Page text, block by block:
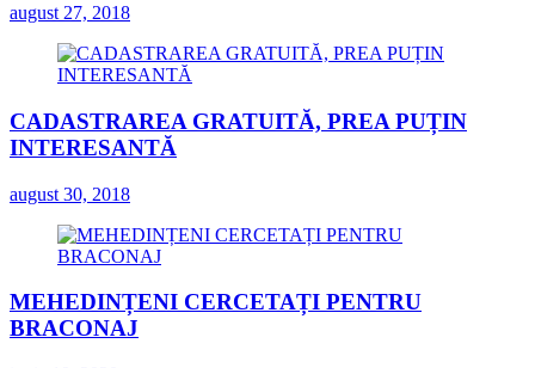
august 27, 2018
CADASTRAREA GRATUITĂ, PREA PUȚIN
INTERESANTĂ
august 30, 2018
MEHEDINȚENI CERCETAȚI PENTRU
BRACONAJ